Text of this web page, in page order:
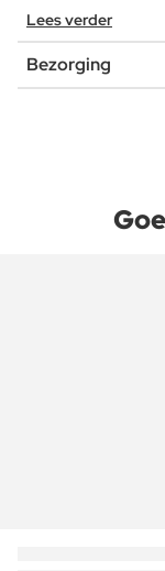
Lees verder
Bezorging